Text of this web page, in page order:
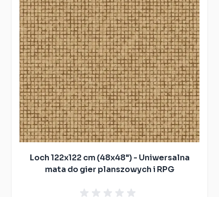
Loch 122x122 cm (48x48") - Uniwersalna
mata do gier planszowych i RPG